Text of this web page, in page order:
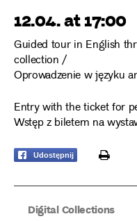
12.04. at 17:00
Guided tour in English
collection /
Oprowadzenie w języku
Entry with the ticket for
Wstęp z biletem na
Udostępnij print
Digital Collections